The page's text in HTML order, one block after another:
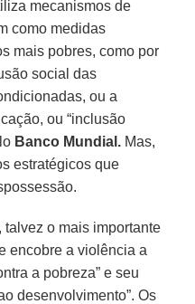
mecanismos de
como medidas
mais pobres, como por
social das
ou a
ou “inclusão
Banco Mundial. Mas,
estratégicos que
o mais importante
encobre a violência a
a pobreza” e seu
desenvolvimento”. Os